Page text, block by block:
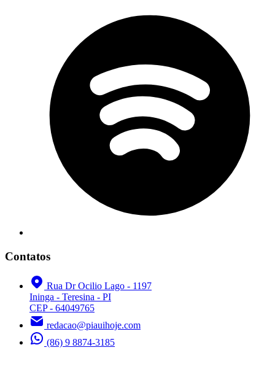
Contatos
Rua Dr Ocilio Lago - 1197
Ininga - Teresina - PI
CEP - 64049765
redacao@piauihoje.com
(86) 9 8874-3185